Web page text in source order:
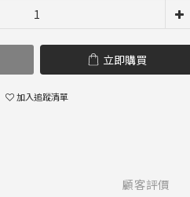
立即購買
加入追蹤清單
顧客評價